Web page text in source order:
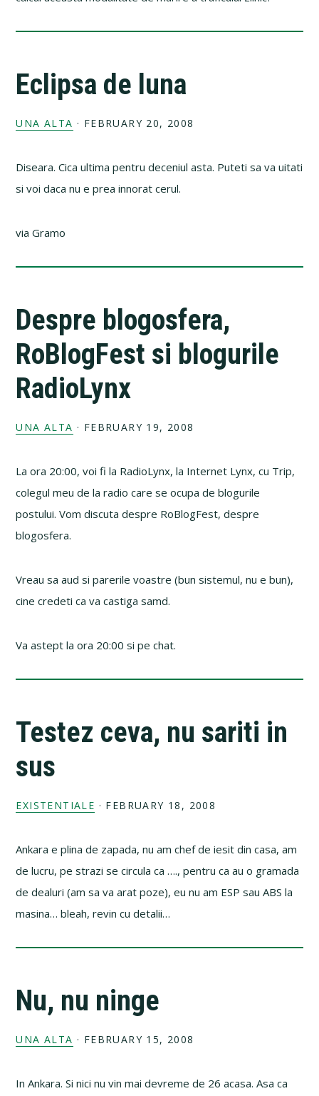
Eclipsa de luna
UNA ALTA · FEBRUARY 20, 2008
Diseara. Cica ultima pentru deceniul asta. Puteti sa va uitati
si voi daca nu e prea innorat cerul.
via Gramo
Despre blogosfera,
RoBlogFest si blogurile
RadioLynx
UNA ALTA · FEBRUARY 19, 2008
La ora 20:00, voi fi la RadioLynx, la Internet Lynx, cu Trip,
colegul meu de la radio care se ocupa de blogurile
postului. Vom discuta despre RoBlogFest, despre
blogosfera.
Vreau sa aud si parerile voastre (bun sistemul, nu e bun),
cine credeti ca va castiga samd.
Va astept la ora 20:00 si pe chat.
Testez ceva, nu sariti in
sus
EXISTENTIALE · FEBRUARY 18, 2008
Ankara e plina de zapada, nu am chef de iesit din casa, am
de lucru, pe strazi se circula ca …., pentru ca au o gramada
de dealuri (am sa va arat poze), eu nu am ESP sau ABS la
masina… bleah, revin cu detalii…
Nu, nu ninge
UNA ALTA · FEBRUARY 15, 2008
In Ankara. Si nici nu vin mai devreme de 26 acasa. Asa ca